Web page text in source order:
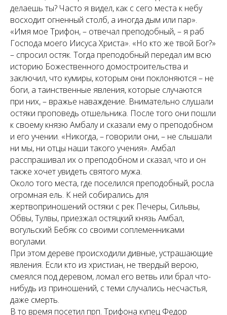
делаешь ты? Часто я видел, как с сего места к небу
восходит огненный столб, а иногда дым или пар».
«Имя мое Трифон, – отвечал преподобный, – я раб
Господа моего Иисуса Христа». «Но кто же твой Бог?»
– спросил остяк. Тогда преподобный передал им всю
историю Божественного домостроительства и
заключил, что кумиры, которым они поклоняются – не
боги, а таинственные явления, которые случаются
при них, – вражье наваждение. Внимательно слушали
остяки проповедь отшельника. После того они пошли
к своему князю Амбалу и сказали ему о преподобном
и его учении. «Никогда, – говорили они, – не слышали
ни мы, ни отцы наши такого учения». Амбал
расспрашивал их о преподобном и сказал, что и он
также хочет увидеть святого мужа.
Около того места, где поселился преподобный, росла
огромная ель. К ней собирались для
жертвоприношений остяки с рек Печеры, Сильвы,
Обвы, Тулвы, приезжал остяцкий князь Амбал,
вогульский Бебяк со своими соплеменниками
вогулами.
При этом дереве происходили дивные, устрашающие
явления. Если кто из христиан, не твердый верою,
смеялся под деревом, ломал его ветвь или брал что-
нибудь из приношений, с теми случались несчастья,
даже смерть.
В то время посетил прп. Трифона купец Федор